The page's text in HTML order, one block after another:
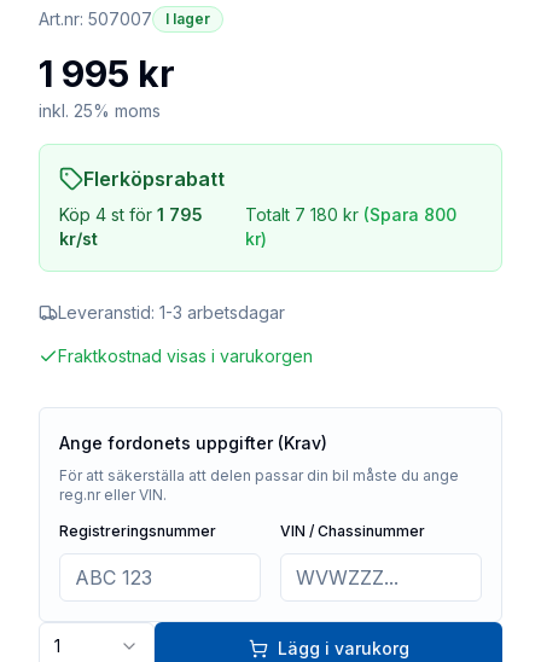
Art.nr: 507007 I lager
1 995 kr
inkl. 25% moms
Flerköpsrabatt
Köp 4 st för 1 795
kr/st
Totalt 7 180 kr (Spara 800
kr)
Leveranstid: 1-3 arbetsdagar
Fraktkostnad visas i varukorgen
Ange fordonets uppgifter (Krav)
För att säkerställa att delen passar din bil måste du ange
reg.nr eller VIN.
Registreringsnummer
VIN / Chassinummer
1 Lägg i varukorg